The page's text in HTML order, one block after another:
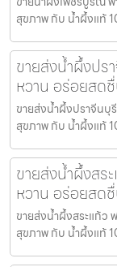
สุขภาพ กับ น้ำผึ้งแท้
ขายส่งน้ำผึ้งปร
หวาน อร่อยสด
ขายส่งน้ำผึ้งปราจีนบุ
สุขภาพ กับ น้ำผึ้งแท้
ขายส่งน้ำผึ้งสร
หวาน อร่อยสด
ขายส่งน้ำผึ้งสระแก้ว
สุขภาพ กับ น้ำผึ้งแท้